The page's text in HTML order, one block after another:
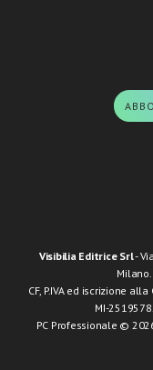
Visibilia Editrice Srl-
CF, P.IVA ed iscrizione
MI-
PC Professionale ©